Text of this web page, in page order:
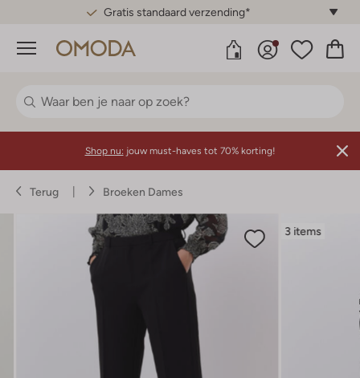
Gratis standaard verzending*
Menu
Shop nu: jouw must-haves tot 70% korting!
Terug Broeken Dames
3 items